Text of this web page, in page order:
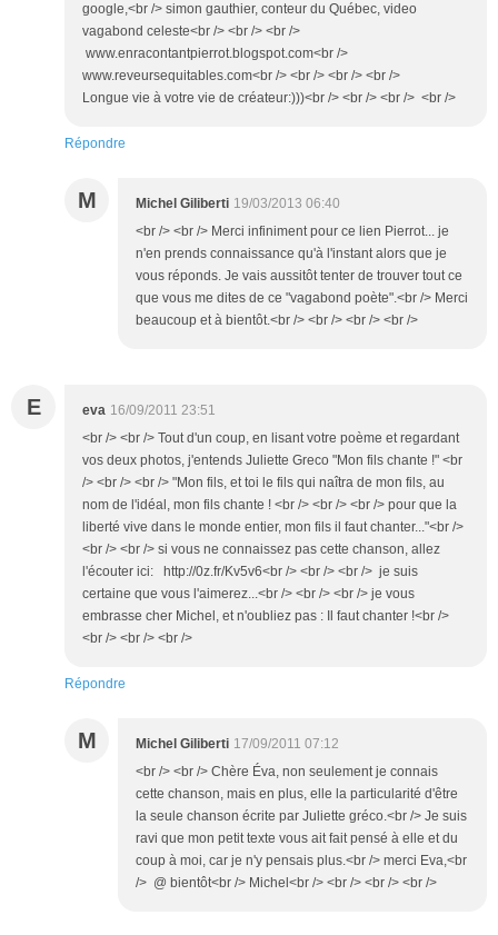
google,<br /> simon gauthier, conteur du Québec, video
vagabond celeste<br /> <br /> <br />
www.enracontantpierrot.blogspot.com<br />
www.reveursequitables.com<br /> <br /> <br /> <br />
Longue vie à votre vie de créateur:)))<br /> <br /> <br /> <br />
Répondre
M Michel Giliberti 19/03/2013 06:40
<br /> <br /> Merci infiniment pour ce lien Pierrot... je
n'en prends connaissance qu'à l'instant alors que je
vous réponds. Je vais aussitôt tenter de trouver tout ce
que vous me dites de ce "vagabond poète".<br /> Merci
beaucoup et à bientôt.<br /> <br /> <br /> <br />
E eva 16/09/2011 23:51
<br /> <br /> Tout d'un coup, en lisant votre poème et regardant
vos deux photos, j'entends Juliette Greco "Mon fils chante !" <br
/> <br /> <br /> "Mon fils, et toi le fils qui naîtra de mon fils, au
nom de l'idéal, mon fils chante ! <br /> <br /> <br /> pour que la
liberté vive dans le monde entier, mon fils il faut chanter..."<br />
<br /> <br /> si vous ne connaissez pas cette chanson, allez
l'écouter ici: http://0z.fr/Kv5v6<br /> <br /> <br /> je suis
certaine que vous l'aimerez...<br /> <br /> <br /> je vous
embrasse cher Michel, et n'oubliez pas : Il faut chanter !<br />
<br /> <br /> <br />
Répondre
M Michel Giliberti 17/09/2011 07:12
<br /> <br /> Chère Éva, non seulement je connais
cette chanson, mais en plus, elle la particularité d'être
la seule chanson écrite par Juliette gréco.<br /> Je suis
ravi que mon petit texte vous ait fait pensé à elle et du
coup à moi, car je n'y pensais plus.<br /> merci Eva,<br
/> @ bientôt<br /> Michel<br /> <br /> <br /> <br />